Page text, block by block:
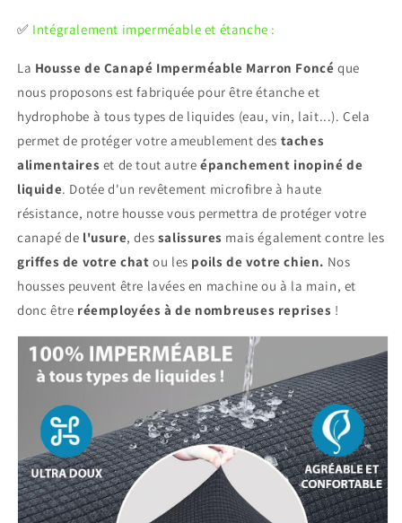
✅ Intégralement imperméable et étanche :
La Housse de Canapé Imperméable Marron Foncé que
nous proposons est fabriquée pour être étanche et
hydrophobe à tous types de liquides (eau, vin, lait...). Cela
permet de protéger votre ameublement des taches
alimentaires et de tout autreépanchement inopiné de
liquide. Dotée d'un revêtement microfibre à haute
résistance, notre housse vous permettra de protéger votre
canapé de l'usure, des salissures mais également contre les
griffes de votre chat ou les poils de votre chien. Nos
housses peuvent être lavées en machine ou à la main, et
donc être réemployées à de nombreuses reprises !